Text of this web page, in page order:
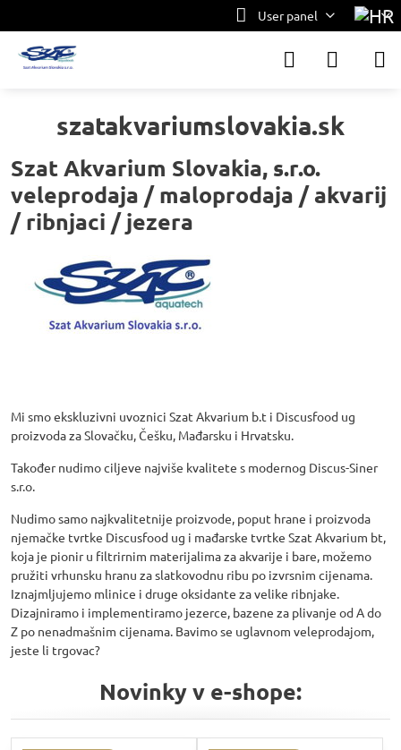
User panel
szatakvariumslovakia.sk
Szat Akvarium Slovakia, s.r.o.
veleprodaja / maloprodaja / akvarij
/ ribnjaci / jezera
Mi smo ekskluzivni uvoznici Szat Akvarium b.t i Discusfood ug
proizvoda za Slovačku, Češku, Mađarsku i Hrvatsku.
Također nudimo ciljeve najviše kvalitete s modernog Discus-Siner
s.r.o.
Nudimo samo najkvalitetnije proizvode, poput hrane i proizvoda
njemačke tvrtke Discusfood ug i mađarske tvrtke Szat Akvarium bt,
koja je pionir u filtrirnim materijalima za akvarije i bare, možemo
pružiti vrhunsku hranu za slatkovodnu ribu po izvrsnim cijenama.
Iznajmljujemo mlinice i druge oksidante za velike ribnjake.
Dizajniramo i implementiramo jezerce, bazene za plivanje od A do
Z po nenadmašnim cijenama. Bavimo se uglavnom veleprodajom,
jeste li trgovac?
Novinky v e-shope: